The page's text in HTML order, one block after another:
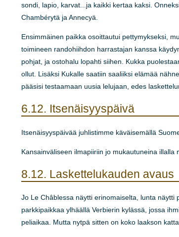
sondi, lapio, karvat...ja kaikki kertaa kaksi.
Chambérytä ja Annecyä.
Ensimmäinen paikka osoittautui pettymykseksi,
toimineen randohiihdon harrastajan kanssa
pohjat, ja ostohalu lopahti siihen. Kukka
ollut. Lisäksi Kukalle saatiin saaliiksi elämää
pääsisi testaamaan uusia lelujaan, edes
6.12. Itsenäisyyspäivä
Itsenäisyyspäivää juhlistimme käväisemällä
Kansainväliseen ilmapiiriin jo mukautuneina
8.12. Laskettelukauden avaus
Jo Le Châblessa näytti erinomaiselta, lunta
parkkipaikkaa ylhäällä Verbierin kylässä, jossa
peliaikaa. Mutta nytpä sitten on koko laakson